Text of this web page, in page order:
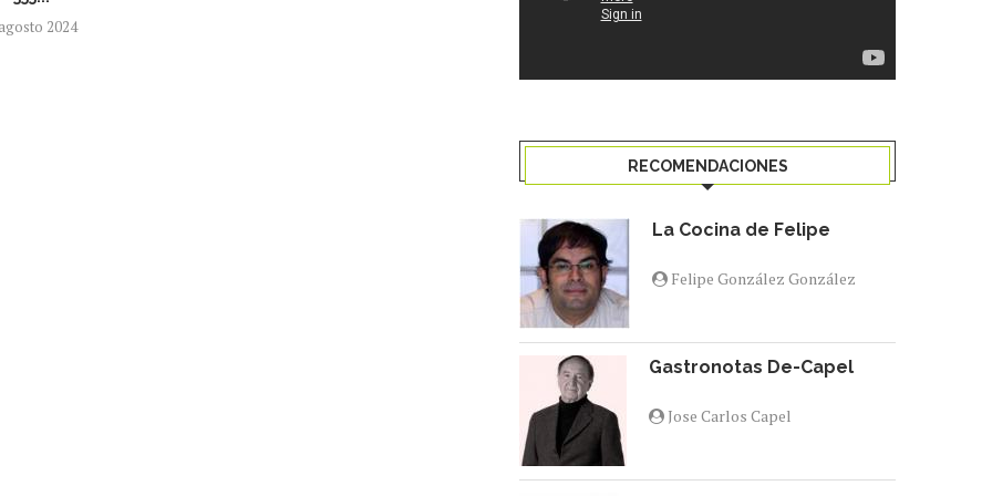
2024
RECOMENDACIONES
La Cocina de Felipe
Felipe González González
Gastronotas De-Capel
Jose Carlos Capel